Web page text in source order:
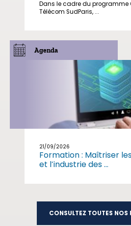
Dans le cadre du programme
Télécom SudParis, ...
Agenda
21/09/2026
Formation : Maîtriser
et l’industrie des ...
CONSULTEZ TOUTES NOS